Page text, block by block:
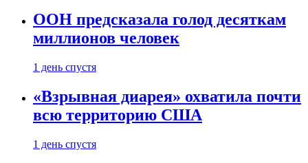
ООН предсказала голод десяткам
миллионов человек
1 день спустя
«Взрывная диарея» охватила почти
всю территорию США
1 день спустя